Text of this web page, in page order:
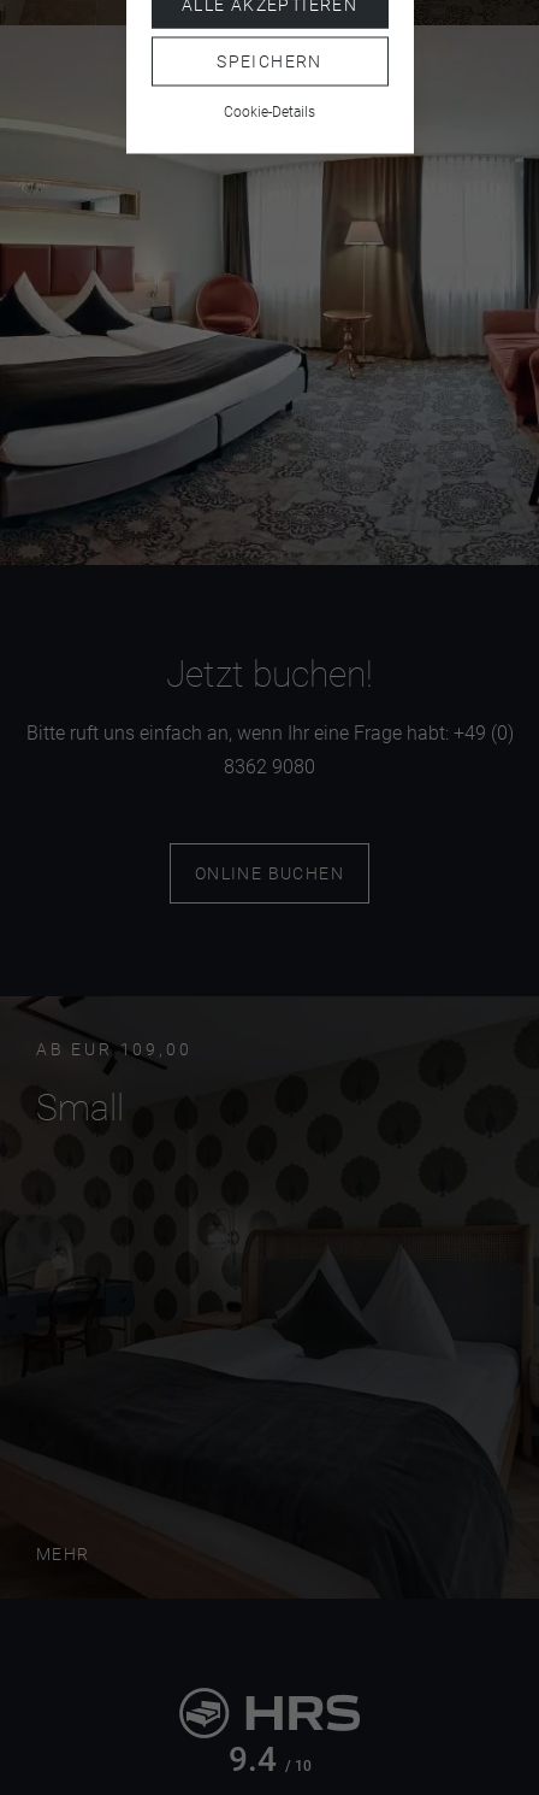
Hausschuhe
Dusche und Badewanne
Jetzt buchen!
Bitte ruft uns einfach an, wenn Ihr eine Frage habt: +49 (0)
8362 9080
ONLINE BUCHEN
AB EUR 109,00
Small
MEHR
9.4 / 10
ALLE AKZEPTIEREN
SPEICHERN
Cookie-Details